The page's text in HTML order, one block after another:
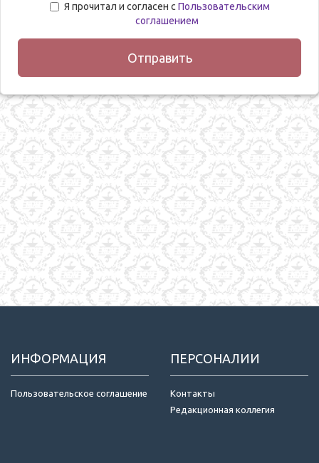
Я прочитал и согласен с Пользовательским
соглашением
Отправить
ИНФОРМАЦИЯ
Пользовательское соглашение
ПЕРСОНАЛИИ
Контакты
Редакционная коллегия